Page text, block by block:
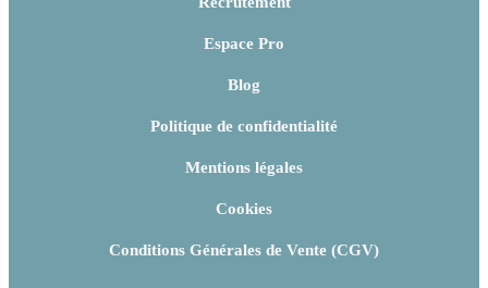
Espace Pro
Blog
Politique de confidentialité
Mentions légales
Cookies
Conditions Générales de Vente (CGV)